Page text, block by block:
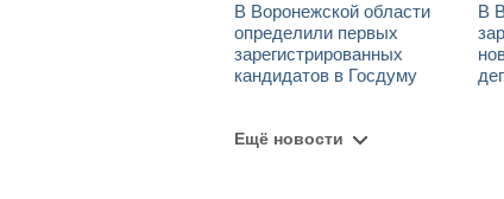
В Воронежской области
определили первых
зарегистрированных
кандидатов в Госдуму
В
Ещё новости